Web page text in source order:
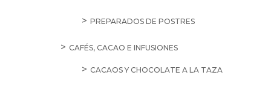
PREPARADOS DE POSTRES
CAFÉS, CACAO E INFUSIONES
CACAOS Y CHOCOLATE A LA TAZA